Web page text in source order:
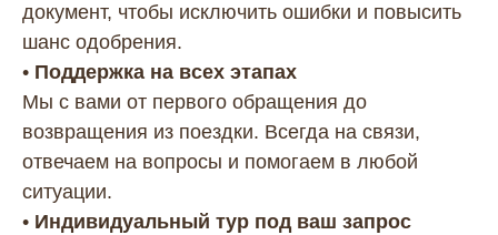
документ, чтобы исключить ошибки и повысить
шанс одобрения.
• Поддержка на всех этапах
Мы с вами от первого обращения до
возвращения из поездки. Всегда на связи,
отвечаем на вопросы и помогаем в любой
ситуации.
• Индивидуальный тур под ваш запрос